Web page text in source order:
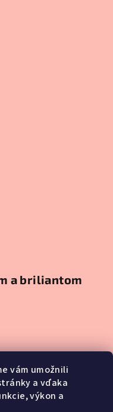
vám umožnili
a vďaka
výkon a
a briliantom